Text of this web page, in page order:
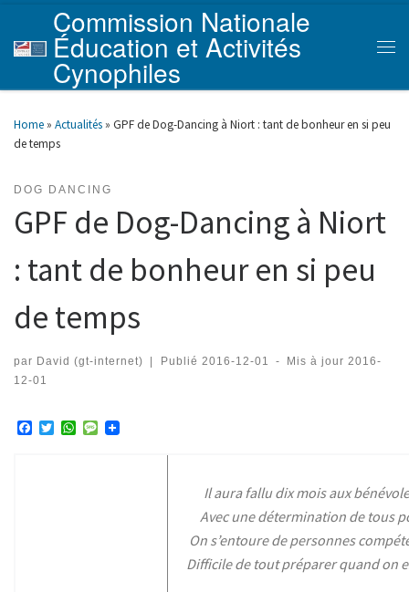
Skip to content
Commission Nationale
Éducation et Activités
Cynophiles
Home » Actualités » GPF de Dog-Dancing à Niort : tant de bonheur en si peu
de temps
DOG DANCING
GPF de Dog-Dancing à Niort
: tant de bonheur en si peu
de temps
par David (gt-internet) Publié 2016-12-01 - Mis à jour 2016-
12-01
T
W
M
Il aura fallu dix mois aux
Avec une détermination de tous
On s’entoure de personnes
Difficile de tout préparer quand on